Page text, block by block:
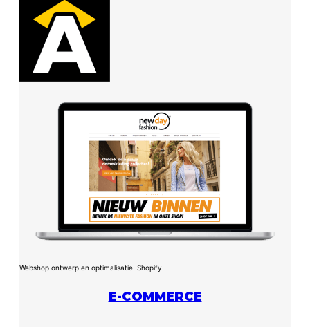
Webshop ontwerp en optimalisatie. Shopify.
E-COMMERCE